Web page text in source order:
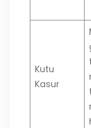
Kutu
Kasur